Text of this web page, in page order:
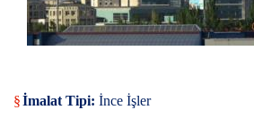
§İmalat Tipi: İnce İşler